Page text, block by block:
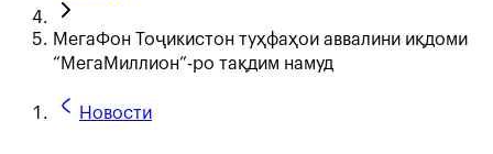
МегаФон Тоҷикистон туҳфаҳои аввалини иқдоми
“МегаМиллион”-ро тақдим намуд
Новости